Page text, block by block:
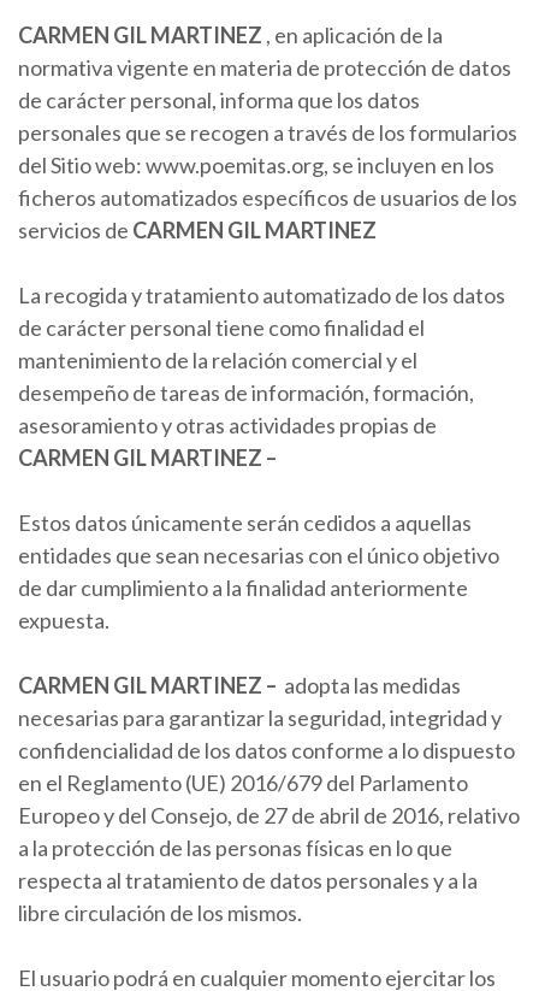
CARMEN GIL MARTINEZ , en aplicación de la
normativa vigente en materia de protección de datos
de carácter personal, informa que los datos
personales que se recogen a través de los formularios
del Sitio web: www.poemitas.org, se incluyen en los
ficheros automatizados específicos de usuarios de los
servicios de CARMEN GIL MARTINEZ
La recogida y tratamiento automatizado de los datos
de carácter personal tiene como finalidad el
mantenimiento de la relación comercial y el
desempeño de tareas de información, formación,
asesoramiento y otras actividades propias de
CARMEN GIL MARTINEZ –
Estos datos únicamente serán cedidos a aquellas
entidades que sean necesarias con el único objetivo
de dar cumplimiento a la finalidad anteriormente
expuesta.
CARMEN GIL MARTINEZ – adopta las medidas
necesarias para garantizar la seguridad, integridad y
confidencialidad de los datos conforme a lo dispuesto
en el Reglamento (UE) 2016/679 del Parlamento
Europeo y del Consejo, de 27 de abril de 2016, relativo
a la protección de las personas físicas en lo que
respecta al tratamiento de datos personales y a la
libre circulación de los mismos.
El usuario podrá en cualquier momento ejercitar los